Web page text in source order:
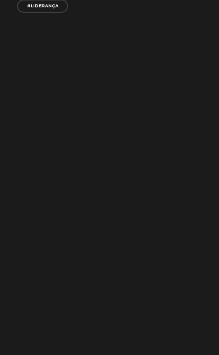
#LIDERANÇA